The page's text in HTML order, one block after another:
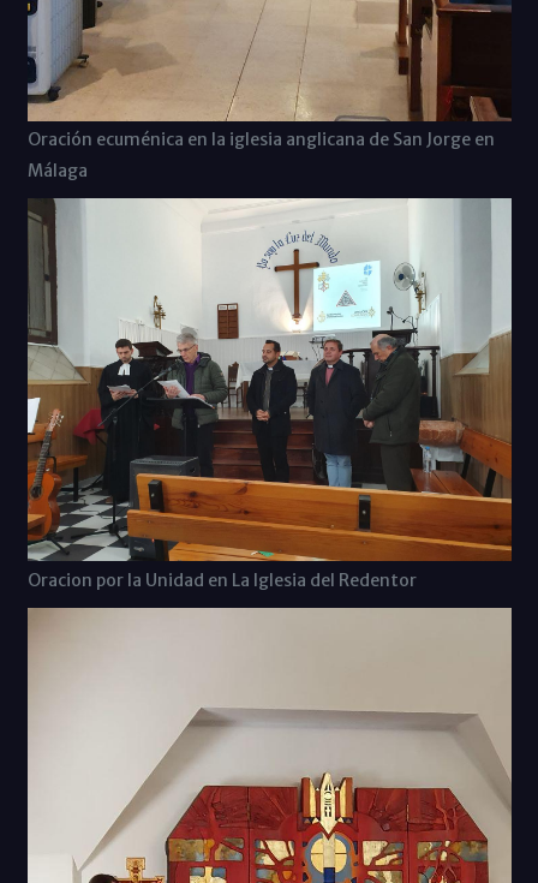
Oración ecuménica en la iglesia anglicana de San Jorge en
Málaga
Oracion por la Unidad en La Iglesia del Redentor